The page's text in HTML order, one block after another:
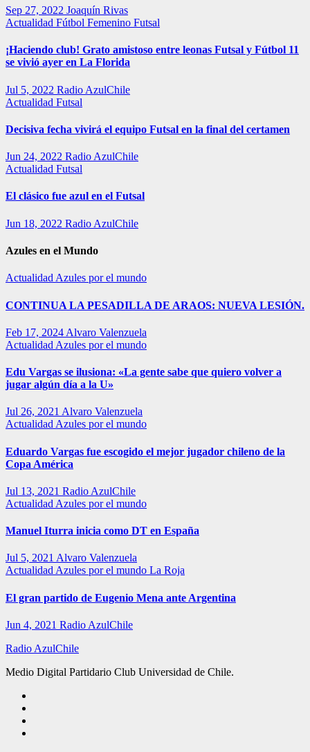
Sep 27, 2022 Joaquín Rivas
Actualidad Fútbol Femenino Futsal
¡Haciendo club! Grato amistoso entre leonas Futsal y Fútbol 11
se vivió ayer en La Florida
Jul 5, 2022 Radio AzulChile
Actualidad Futsal
Decisiva fecha vivirá el equipo Futsal en la final del certamen
Jun 24, 2022 Radio AzulChile
Actualidad Futsal
El clásico fue azul en el Futsal
Jun 18, 2022 Radio AzulChile
Azules en el Mundo
Actualidad Azules por el mundo
CONTINUA LA PESADILLA DE ARAOS: NUEVA LESIÓN.
Feb 17, 2024 Alvaro Valenzuela
Actualidad Azules por el mundo
Edu Vargas se ilusiona: «La gente sabe que quiero volver a
jugar algún día a la U»
Jul 26, 2021 Alvaro Valenzuela
Actualidad Azules por el mundo
Eduardo Vargas fue escogido el mejor jugador chileno de la
Copa América
Jul 13, 2021 Radio AzulChile
Actualidad Azules por el mundo
Manuel Iturra inicia como DT en España
Jul 5, 2021 Alvaro Valenzuela
Actualidad Azules por el mundo La Roja
El gran partido de Eugenio Mena ante Argentina
Jun 4, 2021 Radio AzulChile
Radio AzulChile
Medio Digital Partidario Club Universidad de Chile.